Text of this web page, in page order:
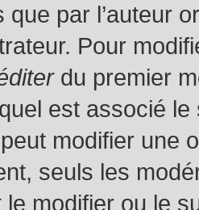
que par l’auteur
Pour
du premier
est associé le
peut modifier une
seuls les
le modifier ou le